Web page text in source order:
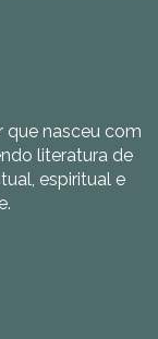
que nasceu com
literatura de
espiritual e